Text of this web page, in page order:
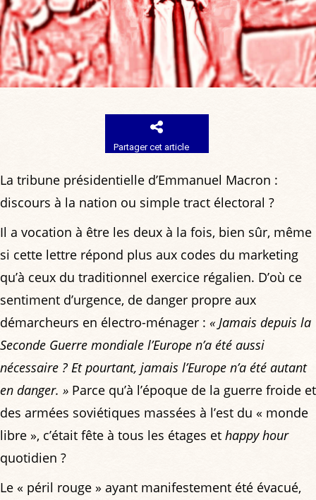
Partager cet article
La tribune présidentielle d’Emmanuel Macron :
discours à la nation ou simple tract électoral ?
Il a vocation à être les deux à la fois, bien sûr, même
si cette lettre répond plus aux codes du marketing
qu’à ceux du traditionnel exercice régalien. D’où ce
sentiment d’urgence, de danger propre aux
démarcheurs en électro-ménager : « Jamais depuis la
Seconde Guerre mondiale l’Europe n’a été aussi
nécessaire ? Et pourtant, jamais l’Europe n’a été autant
en danger. » Parce qu’à l’époque de la guerre froide et
des armées soviétiques massées à l’est du « monde
libre », c’était fête à tous les étages et happy hour
quotidien ?
Le « péril rouge » ayant manifestement été évacué,